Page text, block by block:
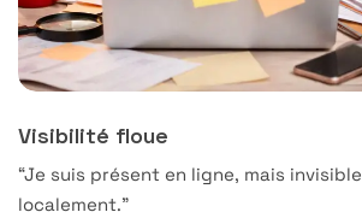
Visibilité floue
“Je suis présent en ligne, mais invisible
localement.”